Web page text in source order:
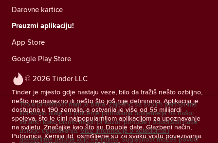
© 2026 Tinder LLC
Tinder je mjesto gdje nastaju veze, bilo da tražiš nešto ozbiljno,
nešto neobavezno ili nešto što još nije definirano. Aplikacija je
dostupna u 190 zemalja, a ostvarila je više od 55 milijardi
spojeva, što je čini najpopularnijom aplikacijom za upoznavanje
na svijetu. Značajke kao što su Double date, Glazbeni način,
Putovnica, Kemija itd. osmišljene su za svaku vrstu povezivanja.
Darovne kartice
Preuzmi aplikaciju!
App Store
Google Play Store
Tvoja privatnost nam je bitna. Zajedno sa svojim partnerima
koristimo alate za praćenje ponašanja posjetitelja na našoj
stranici kako bismo mogli prikazati ponude i poboljšati naše
usluge oglašavanja. Više informacija o kolačićima i
davateljima usluga koje koristimo. Suglasnost možeš povući